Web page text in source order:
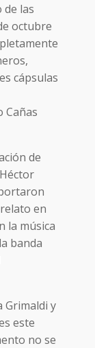
las
octubre
cápsulas
Cañas
de
en
la música
banda
Grimaldi y
este
no se